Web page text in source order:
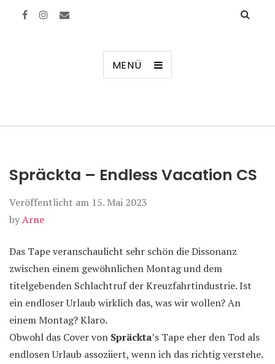
MENÜ
Spräckta – Endless Vacation CS
Veröffentlicht am 15. Mai 2023
byArne
Das Tape veranschaulicht sehr schön die Dissonanz
zwischen einem gewöhnlichen Montag und dem
titelgebenden Schlachtruf der Kreuzfahrtindustrie. Ist
ein endloser Urlaub wirklich das, was wir wollen? An
einem Montag? Klaro.
Obwohl das Cover von Spräckta’s Tape eher den Tod als
endlosen Urlaub assoziiert, wenn ich das richtig verstehe.